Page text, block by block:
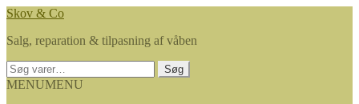
Spring
navigation
Spring
indhold
Skov & Co
Salg, reparation & tilpasning af våben
Søg
efter:
Søg
MENUMENU